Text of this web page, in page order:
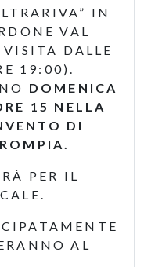
IN
VAL
DALLE
19:00).
DOMENICA
15 NELLA
DI
PER IL
AL